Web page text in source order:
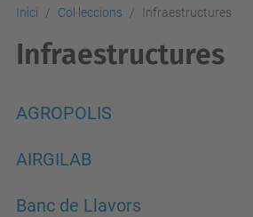
Inici Col·leccions Infraestructures
Infraestructures
AGROPOLIS
AIRGILAB
Banc de Llavors